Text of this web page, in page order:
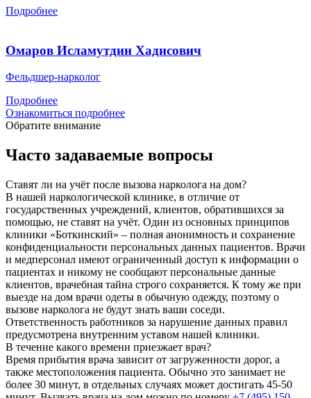
Подробнее
Омаров Исламутдин Хадисович
Фельдшер-нарколог
Подробнее
Ознакомиться подробнее
Обратите внимание
Часто задаваемые вопросы
Ставят ли на учёт после вызова нарколога на дом?
В нашей наркологической клинике, в отличие от
государственных учреждений, клиентов, обратившихся за
помощью, не ставят на учёт. Один из основных принципов
клиники «Боткинский» – полная анонимность и сохранение
конфиденциальности персональных данных пациентов. Врачи
и медперсонал имеют ограниченный доступ к информации о
пациентах и никому не сообщают персональные данные
клиентов, врачебная тайна строго сохраняется. К тому же при
выезде на дом врачи одеты в обычную одежду, поэтому о
вызове нарколога не будут знать ваши соседи.
Ответственность работников за нарушение данных правил
предусмотрена внутренним уставом нашей клиники.
В течение какого времени приезжает врач?
Время прибытия врача зависит от загруженности дорог, а
также местоположения пациента. Обычно это занимает не
более 30 минут, в отдельных случаях может достигать 45-50